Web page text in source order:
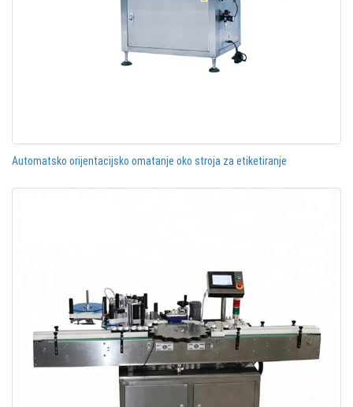
Automatsko orijentacijsko omatanje oko stroja za etiketiranje